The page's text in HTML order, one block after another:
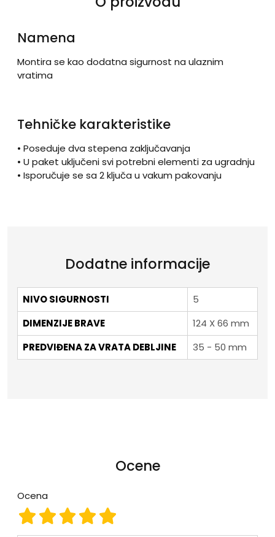
Namena
Montira se kao dodatna sigurnost na ulaznim
vratima
Tehničke karakteristike
• Poseduje dva stepena zaključavanja
• U paket uključeni svi potrebni elementi za ugradnju
• Isporučuje se sa 2 ključa u vakum pakovanju
Dodatne informacije
NIVO SIGURNOSTI
5
DIMENZIJE BRAVE
124 X 66 mm
PREDVIĐENA ZA VRATA DEBLJINE
35 - 50 mm
Ocene
Ocena
Ocena 5
Ocena 4
Ocena 3
Ocena 2
Ocena 1